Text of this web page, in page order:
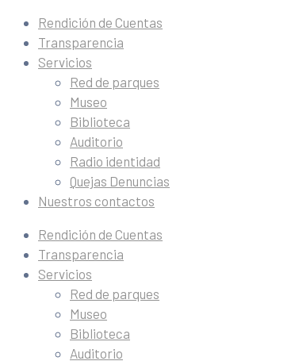
Rendición de Cuentas
Transparencia
Servicios
Red de parques
Museo
Biblioteca
Auditorio
Radio identidad
Quejas Denuncias
Nuestros contactos
Rendición de Cuentas
Transparencia
Servicios
Red de parques
Museo
Biblioteca
Auditorio